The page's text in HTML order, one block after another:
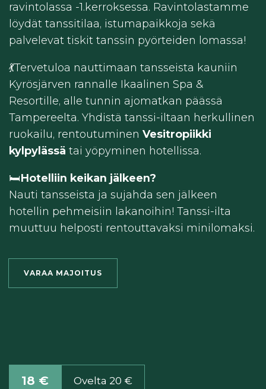
ravintolassa -1.kerroksessa. Ravintolastamme
löydät tanssitilaa, istumapaikkoja sekä
palvelevat tiskit tanssin pyörteiden lomassa!
💃Tervetuloa nauttimaan tansseista kauniin
Kyrösjärven rannalle Ikaalinen Spa &
Resortille, alle tunnin ajomatkan päässä
Tampereelta. Yhdistä tanssi-iltaan herkullinen
ruokailu, rentoutuminen Vesitropiikki
kylpylässä tai yöpyminen hotellissa.
🛏️Hotelliin keikan jälkeen?
Nauti tansseista ja sujahda sen jälkeen
hotellin pehmeisiin lakanoihin! Tanssi-ilta
muuttuu helposti rentouttavaksi minilomaksi.
VARAA MAJOITUS
18 € Ovelta 20 €